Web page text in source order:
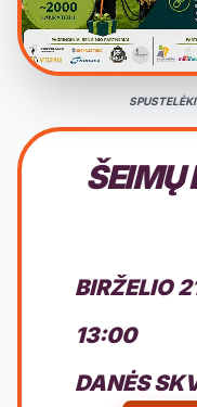
ŠEIMŲ
BIRŽELIO
13:00
DANĖS